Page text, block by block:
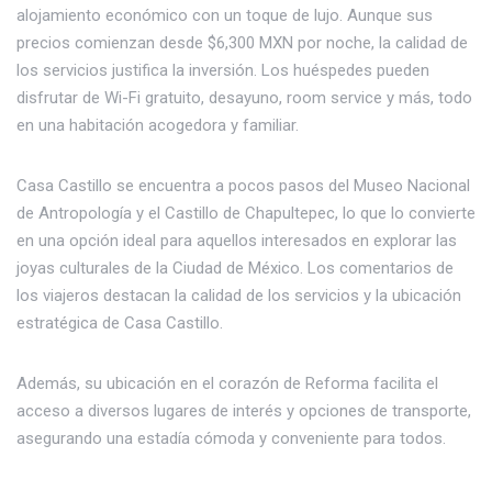
alojamiento económico con un toque de lujo. Aunque sus
precios comienzan desde $6,300 MXN por noche, la calidad de
los servicios justifica la inversión. Los huéspedes pueden
disfrutar de Wi-Fi gratuito, desayuno, room service y más, todo
en una habitación acogedora y familiar.
Casa Castillo se encuentra a pocos pasos del Museo Nacional
de Antropología y el Castillo de Chapultepec, lo que lo convierte
en una opción ideal para aquellos interesados en explorar las
joyas culturales de la Ciudad de México. Los comentarios de
los viajeros destacan la calidad de los servicios y la ubicación
estratégica de Casa Castillo.
Además, su ubicación en el corazón de Reforma facilita el
acceso a diversos lugares de interés y opciones de transporte,
asegurando una estadía cómoda y conveniente para todos.